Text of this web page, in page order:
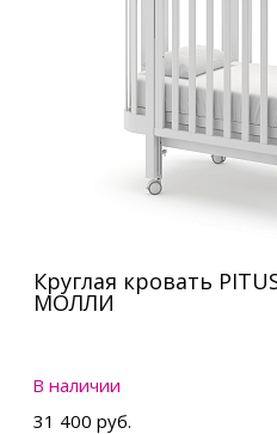
Круглая кровать
МОЛЛИ
В наличии
31 400 руб.